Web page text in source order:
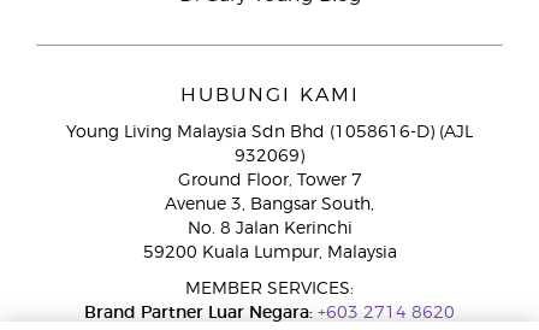
HUBUNGI KAMI
Young Living Malaysia Sdn Bhd (1058616-D) (AJL
932069)
Ground Floor, Tower 7
Avenue 3, Bangsar South,
No. 8 Jalan Kerinchi
59200 Kuala Lumpur, Malaysia
MEMBER SERVICES:
Brand Partner Luar Negara: +603 2714 8620